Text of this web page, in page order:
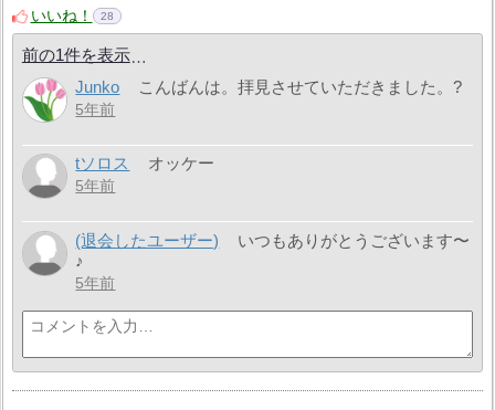
いいね！
28
前の1件を表示
Junko
こんばんは。拝見させていただきました。?
5年前
tソロス オッケー
5年前
(退会したユーザー)
いつもありがとうございます〜
♪
5年前